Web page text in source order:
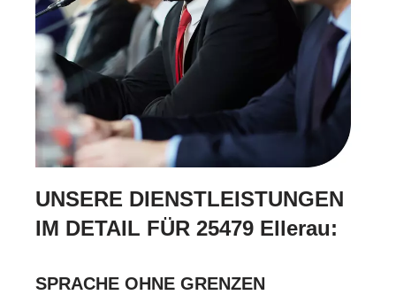
UNSERE DIENSTLEISTUNGEN
IM DETAIL FÜR 25479 Ellerau:
SPRACHE OHNE GRENZEN